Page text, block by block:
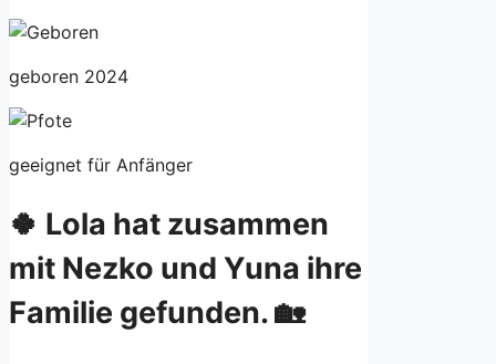
geboren 2024
geeignet für Anfänger
🍀 Lola hat zusammen
mit Nezko und Yuna ihre
Familie gefunden. 🏡